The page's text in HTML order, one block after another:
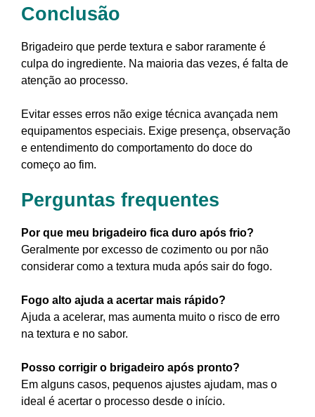
Conclusão
Brigadeiro que perde textura e sabor raramente é
culpa do ingrediente. Na maioria das vezes, é falta de
atenção ao processo.
Evitar esses erros não exige técnica avançada nem
equipamentos especiais. Exige presença, observação
e entendimento do comportamento do doce do
começo ao fim.
Perguntas frequentes
Por que meu brigadeiro fica duro após frio?
Geralmente por excesso de cozimento ou por não
considerar como a textura muda após sair do fogo.
Fogo alto ajuda a acertar mais rápido?
Ajuda a acelerar, mas aumenta muito o risco de erro
na textura e no sabor.
Posso corrigir o brigadeiro após pronto?
Em alguns casos, pequenos ajustes ajudam, mas o
ideal é acertar o processo desde o início.